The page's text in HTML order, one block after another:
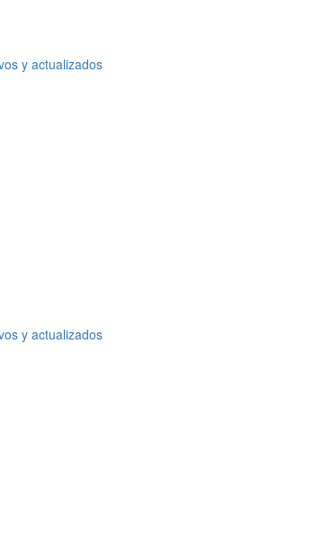
y actualizados
y actualizados